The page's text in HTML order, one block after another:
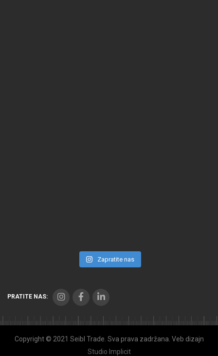
Zapratite nas
PRATITE NAS:
Copyright © 2021 Seibl Trade. Sva prava zadržana. Veb dizajn
Studio Implicit